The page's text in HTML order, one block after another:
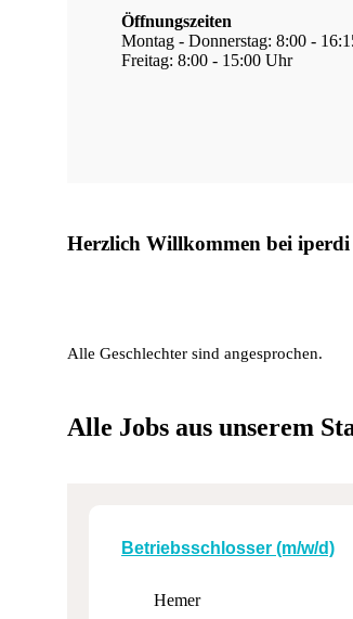
Öffnungszeiten
Montag - Donnerstag: 8:00 -
Freitag: 8:00 - 15:00 Uhr
Herzlich Willkommen bei iperdi
Alle Geschlechter sind angesprochen.
Alle Jobs aus unserem
Betriebs­schlosser (m/w/d)
Hemer
AGB iperdimed